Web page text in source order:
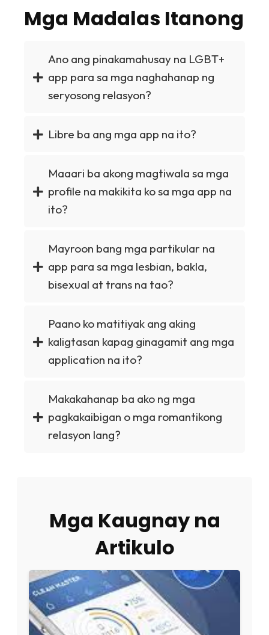
Mga Madalas Itanong
Ano ang pinakamahusay na LGBT+
app para sa mga naghahanap ng
seryosong relasyon?
Libre ba ang mga app na ito?
Maaari ba akong magtiwala sa mga
profile na makikita ko sa mga app na
ito?
Mayroon bang mga partikular na
app para sa mga lesbian, bakla,
bisexual at trans na tao?
Paano ko matitiyak ang aking
kaligtasan kapag ginagamit ang mga
application na ito?
Makakahanap ba ako ng mga
pagkakaibigan o mga romantikong
relasyon lang?
Mga Kaugnay na
Artikulo